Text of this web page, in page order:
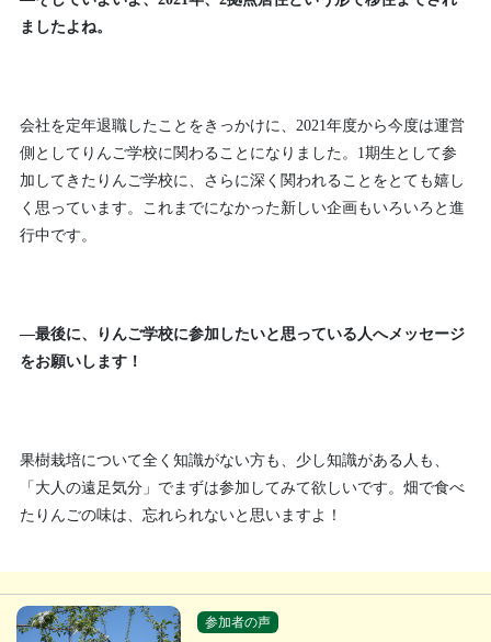
ましたよね。
会社を定年退職したことをきっかけに、2021年度から今度は運営
側としてりんご学校に関わることになりました。1期生として参
加してきたりんご学校に、さらに深く関われることをとても嬉し
く思っています。これまでになかった新しい企画もいろいろと進
行中です。
—最後に、りんご学校に参加したいと思っている人へメッセージ
をお願いします！
果樹栽培について全く知識がない方も、少し知識がある人も、
「大人の遠足気分」でまずは参加してみて欲しいです。畑で食べ
たりんごの味は、忘れられないと思いますよ！
参加者の声